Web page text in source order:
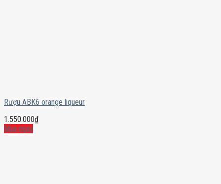
Rượu ABK6 orange liqueur
1.550.000₫
Mua ngay